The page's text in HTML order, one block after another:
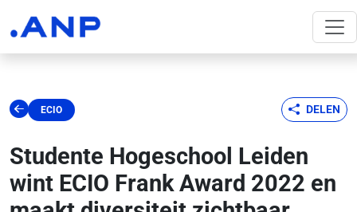
ECIO DELEN
Studente Hogeschool Leiden
wint ECIO Frank Award 2022 en